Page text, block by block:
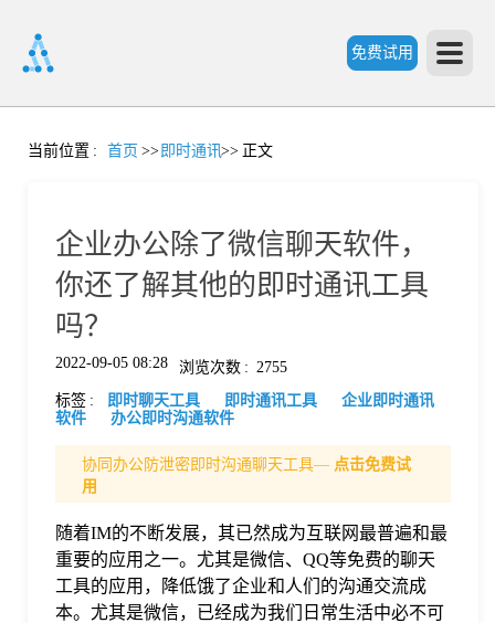
免费试用
首
价
格
当前位置 : 首页 >> 即时通讯>> 正文
企业办公除了微信聊天软件，
你还了解其他的即时通讯工具
吗？
2022-09-05 08:28 浏览次数 : 2755
标签 : 即时聊天工具 即时通讯工具
企业即时通讯
软件
办公即时沟通软件
协同办公防泄密即时沟通聊天工具— 点击免费试
用
随着IM的不断发展，其已然成为互联网最普遍和最
重要的应用之一。尤其是微信、QQ等免费的聊天
工具的应用，降低饿了企业和人们的沟通交流成
本。尤其是微信，已经成为我们日常生活中必不可